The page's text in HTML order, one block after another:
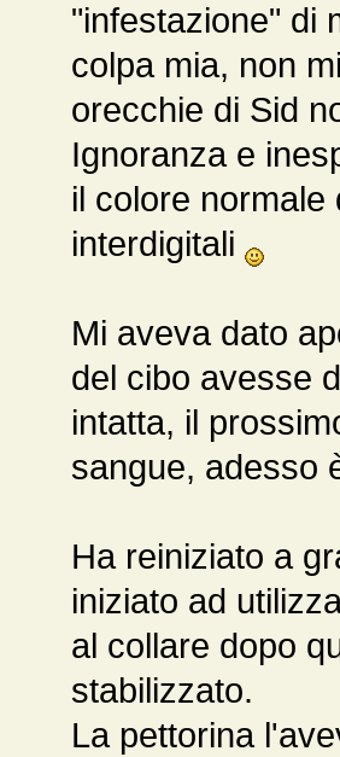
"infestazione" di
colpa mia, non
orecchie di Sid
Ignoranza e
il colore
interdigitali
Mi aveva dato
del cibo avesse
intatta, il
sangue, adesso
Ha reiniziato a
iniziato ad
al collare dopo
stabilizzato.
La pettorina